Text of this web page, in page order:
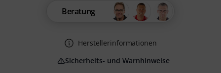
Beratung
Herstellerinformationen
Sicherheits- und Warnhinweise